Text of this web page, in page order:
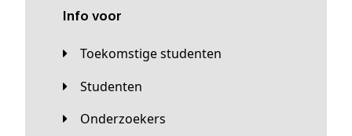
Info voor
Toekomstige studenten
Studenten
Onderzoekers